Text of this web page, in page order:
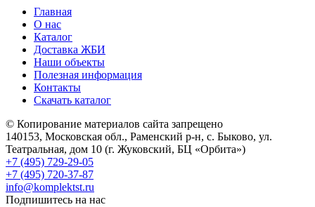
Главная
О нас
Каталог
Доставка ЖБИ
Наши объекты
Полезная информация
Контакты
Скачать каталог
© Копирование материалов сайта запрещено
140153, Московская обл., Раменский р-н, с. Быково, ул.
Театральная, дом 10 (г. Жуковский, БЦ «Орбита»)
+7 (495) 729-29-05
+7 (495) 720-37-87
info@komplektst.ru
Подпишитесь на нас